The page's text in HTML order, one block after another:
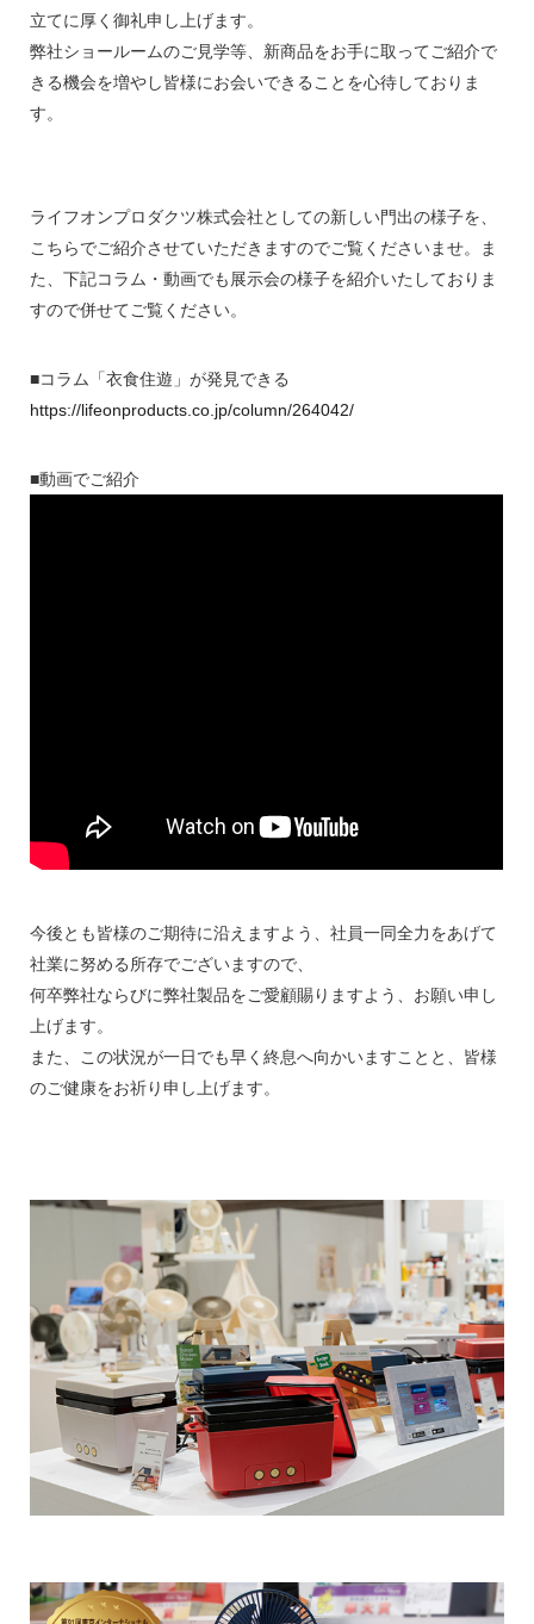
立てに厚く御礼申し上げます。
弊社ショールームのご見学等、新商品をお手に取ってご紹介で
きる機会を増やし皆様にお会いできることを心待しておりま
す。
ライフオンプロダクツ株式会社としての新しい門出の様子を、
こちらでご紹介させていただきますのでご覧くださいませ。ま
た、下記コラム・動画でも展示会の様子を紹介いたしておりま
すので併せてご覧ください。
■コラム「衣食住遊」が発見できる
https://lifeonproducts.co.jp/column/264042/
■動画でご紹介
今後とも皆様のご期待に沿えますよう、社員一同全力をあげて
社業に努める所存でございますので、
何卒弊社ならびに弊社製品をご愛顧賜りますよう、お願い申し
上げます。
また、この状況が一日でも早く終息へ向かいますことと、皆様
のご健康をお祈り申し上げます。